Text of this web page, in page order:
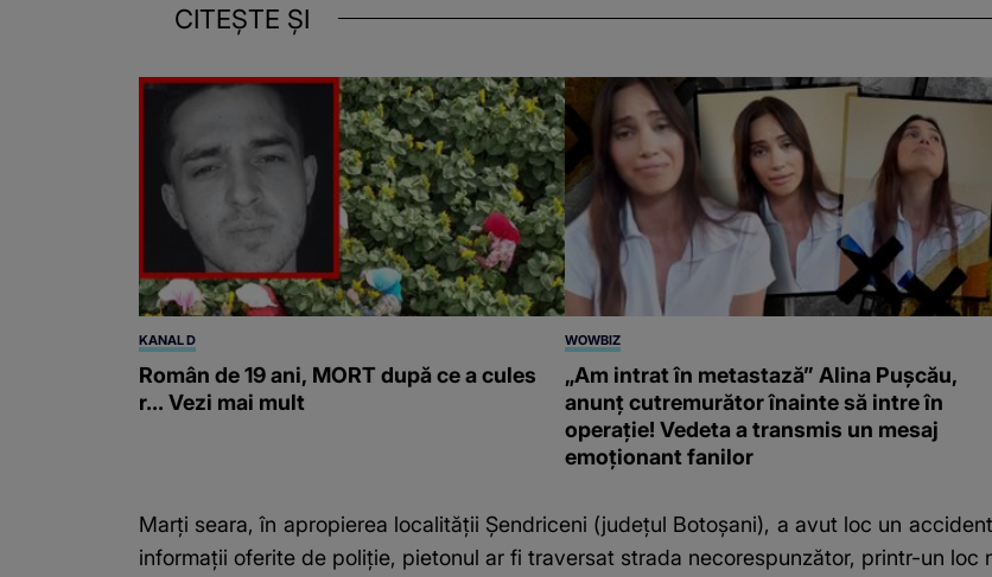
CITEȘTE ȘI
KANAL D
Român de 19 ani, MORT după ce a cules
r... Vezi mai mult
WOWBIZ
„Am intrat în metastază” Alina Pușcău,
anunț cutremurător înainte să intre în
operație! Vedeta a transmis un mesaj
emoționant fanilor
Marți seara, în apropierea localității Șendriceni (județul Botoșani), a avut loc un
informații oferite de poliție, pietonul ar fi traversat strada necorespunzător, printr-un loc